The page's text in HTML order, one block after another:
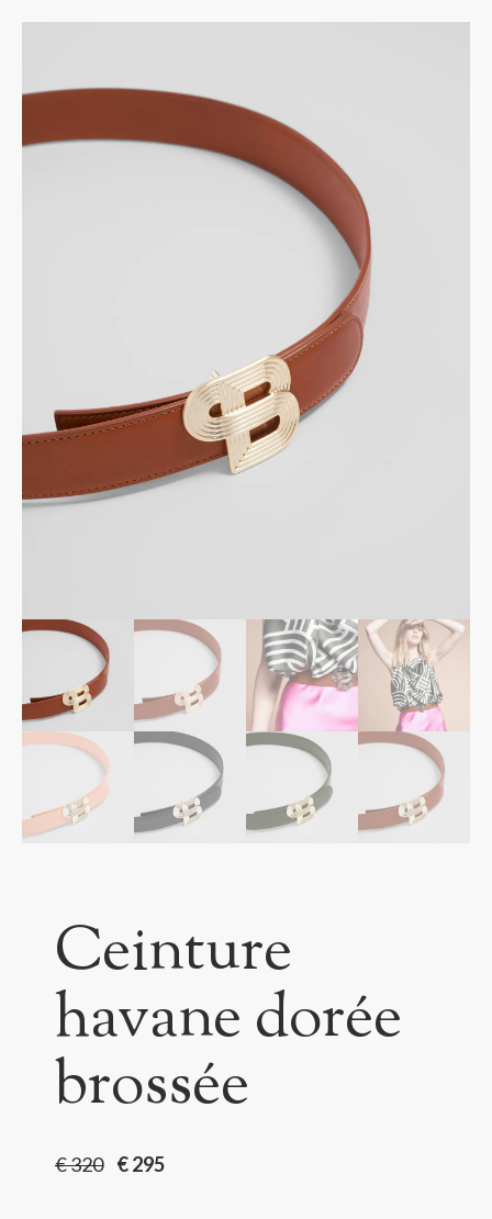
Ceinture
havane dorée
brossée
€320 €295